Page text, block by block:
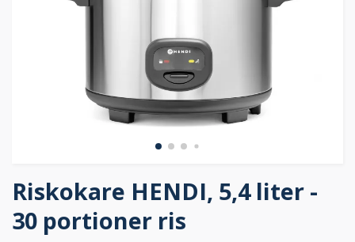
Riskokare HENDI, 5,4 liter -
30 portioner ris